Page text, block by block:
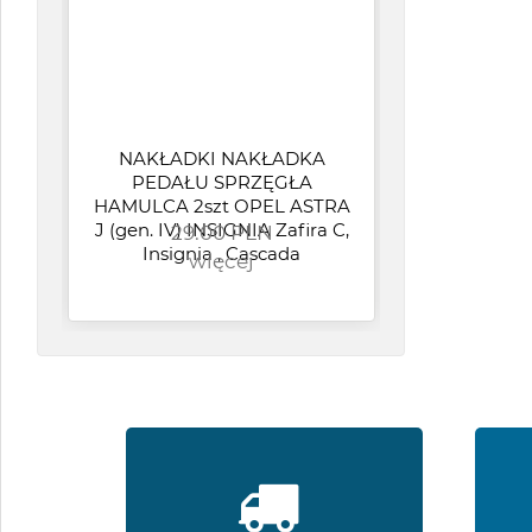
NAKŁADKI NAKŁADKA
PEDAŁU SPRZĘGŁA
HAMULCA 2szt OPEL ASTRA
J (gen. IV) INSIGNIA Zafira C,
Insignia , Cascada
29.00 PLN
więcej